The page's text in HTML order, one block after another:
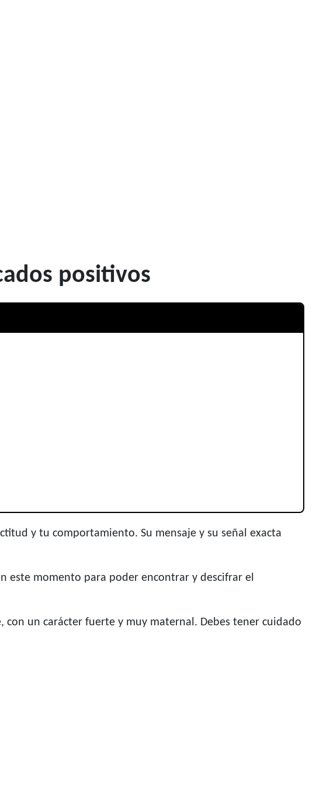
positivos
y tu comportamiento. Su mensaje y su señal exacta
este momento para poder encontrar y descifrar el
un carácter fuerte y muy maternal. Debes tener cuidado